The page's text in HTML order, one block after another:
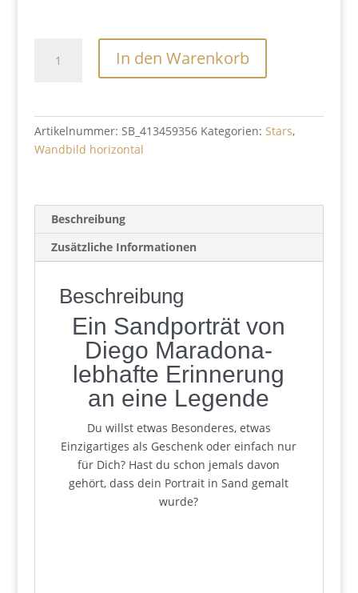
Maradona
In den Warenkorb
Artikelnummer: SB_413459356 Kategorien: Stars,
Wandbild horizontal
Beschreibung
Zusätzliche Informationen
Beschreibung
Ein Sandporträt von
Diego Maradona-
lebhafte Erinnerung
an eine Legende
Du willst etwas Besonderes, etwas
Einzigartiges als Geschenk oder einfach nur
für Dich? Hast du schon jemals davon
gehört, dass dein Portrait in Sand gemalt
wurde?